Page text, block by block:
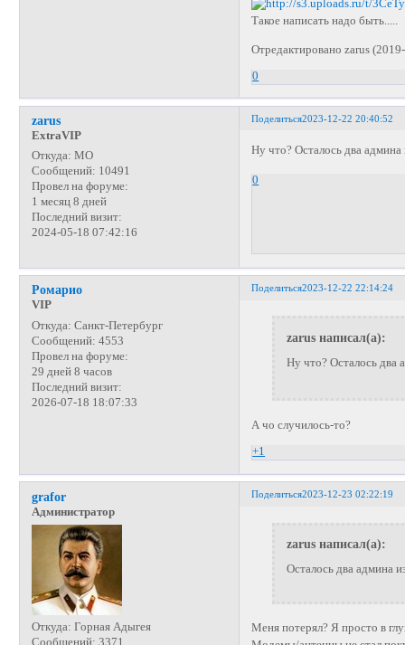
Такое написать надо быть.....
Отредактировано zarus
0
Поделиться2023-12-22 20:40:52
zarus
ExtraVIP
Откуда: МО
Сообщений: 10491
Провел на форуме:
1 месяц 8 дней
Последний визит:
2024-05-18 07:42:16
Ну что? Осталось два
0
Поделиться2023-12-22 22:14:24
Ромарио
VIP
Откуда: Санкт-Петербург
Сообщений: 4553
Провел на форуме:
29 дней 8 часов
Последний визит:
2026-07-18 18:07:33
zarus написал(а):
Ну что? Осталось два
А чо случилось-то?
+1
Поделиться2023-12-23 02:22:19
grafor
Администратор
Откуда: Горная Адыгея
Сообщений: 3371
zarus написал(а):
Осталось два админа
Меня потерял? Я просто в